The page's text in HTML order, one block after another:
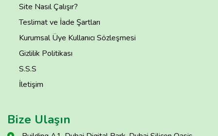
Site Nasıl Çalışır?
Teslimat ve İade Şartları
Kurumsal Üye Kullanıcı Sözleşmesi
Gizlilik Politikası
S.S.S
İletişim
Bize Ulaşın